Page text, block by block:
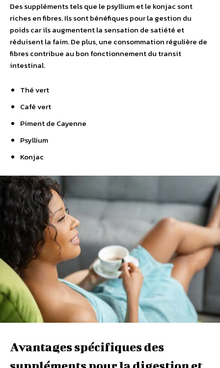
Des suppléments tels que le psyllium et le konjac sont
riches en fibres. Ils sont bénéfiques pour la gestion du
poids car ils augmentent la sensation de satiété et
réduisent la faim. De plus, une consommation régulière de
fibres contribue au bon fonctionnement du transit
intestinal.
Thé vert
Café vert
Piment de Cayenne
Psyllium
Konjac
Avantages spécifiques des